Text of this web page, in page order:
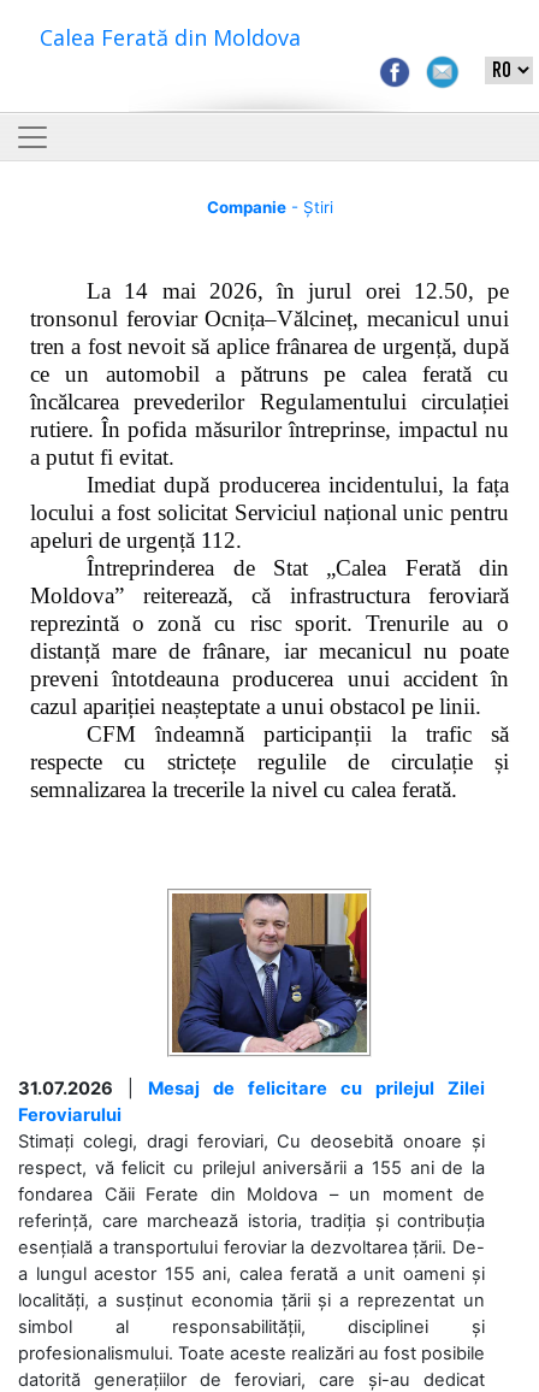
Calea Ferată din Moldova
Companie- Știri
La 14 mai 2026, în jurul orei 12.50, pe
tronsonul feroviar Ocnița–Vălcineț, mecanicul unui
tren a fost nevoit să aplice frânarea de urgență, după
ce un automobil a pătruns pe calea ferată cu
încălcarea prevederilor Regulamentului circulației
rutiere. În pofida măsurilor întreprinse, impactul nu
a putut fi evitat.
Imediat după producerea incidentului, la fața
locului a fost solicitat Serviciul național unic pentru
apeluri de urgență 112.
Întreprinderea de Stat „Calea Ferată din
Moldova” reiterează, că infrastructura feroviară
reprezintă o zonă cu risc sporit. Trenurile au o
distanță mare de frânare, iar mecanicul nu poate
preveni întotdeauna producerea unui accident în
cazul apariției neașteptate a unui obstacol pe linii.
CFM îndeamnă participanții la trafic să
respecte cu strictețe regulile de circulație și
semnalizarea la trecerile la nivel cu calea ferată.
31.07.2026
Mesaj de felicitare cu prilejul Zilei
Feroviarului
Stimați colegi, dragi feroviari, Cu deosebită onoare și
respect, vă felicit cu prilejul aniversării a 155 ani de la
fondarea Căii Ferate din Moldova – un moment de
referință, care marchează istoria, tradiția și contribuția
esențială a transportului feroviar la dezvoltarea țării. De-
a lungul acestor 155 ani, calea ferată a unit oameni și
localități, a susținut economia țării și a reprezentat un
simbol al responsabilității, disciplinei și
profesionalismului. Toate aceste realizări au fost posibile
datorită generațiilor de feroviari, care și-au dedicat